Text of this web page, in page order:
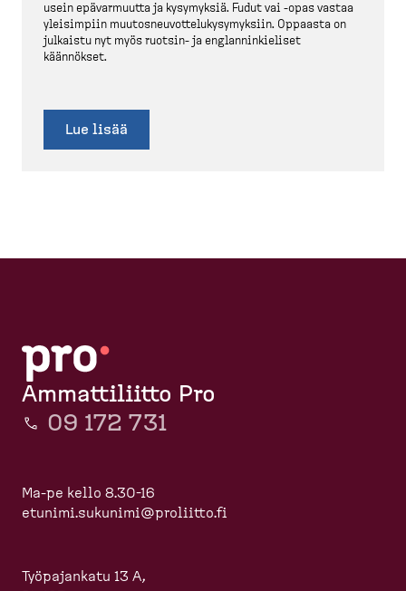
usein epävar­muutta ja kysymyksiä. Fudut vai -opas vastaa
yleisimpiin muutos­neu­vot­te­lu­ky­sy­myksiin. Oppaasta on
julkaistu nyt myös ruotsin-​ ja englan­nin­kieliset
käännökset.
Lue lisää
Ammattiliitto Pro
09 172 731
Ma-pe kello 8.30-16
etunimi.sukunimi@proliitto.fi
Työpajankatu 13 A,